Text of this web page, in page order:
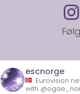
escnorge
Eurovision
with